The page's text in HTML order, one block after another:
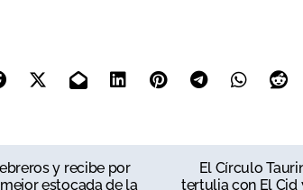
y recibe por
estocada de la
El Círculo
tertulia con El Cid